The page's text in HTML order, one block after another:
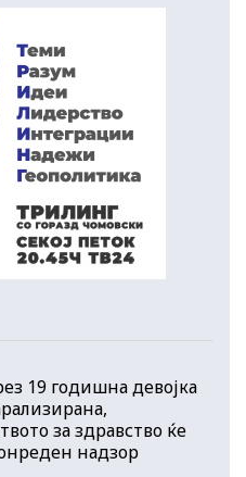
19 годишна девојка
за здравство ќе
надзор